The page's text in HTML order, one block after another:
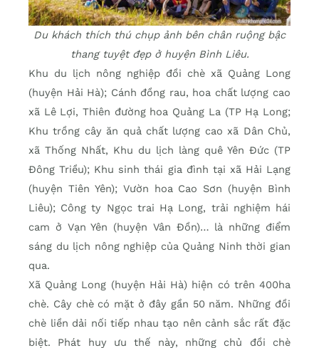
Du khách thích thú chụp ảnh bên chân ruộng bậc
thang tuyệt đẹp ở huyện Bình Liêu.
Khu du lịch nông nghiệp đồi chè xã Quảng Long
(huyện Hải Hà); Cánh đồng rau, hoa chất lượng cao
xã Lê Lợi, Thiên đường hoa Quảng La (TP Hạ Long;
Khu trồng cây ăn quả chất lượng cao xã Dân Chủ,
xã Thống Nhất, Khu du lịch làng quê Yên Đức (TP
Đông Triều); Khu sinh thái gia đình tại xã Hải Lạng
(huyện Tiên Yên); Vườn hoa Cao Sơn (huyện Bình
Liêu); Công ty Ngọc trai Hạ Long, trải nghiệm hái
cam ở Vạn Yên (huyện Vân Đồn)… là những điểm
sáng du lịch nông nghiệp của Quảng Ninh thời gian
qua.
Xã Quảng Long (huyện Hải Hà) hiện có trên 400ha
chè. Cây chè có mặt ở đây gần 50 năm. Những đồi
chè liền dải nối tiếp nhau tạo nên cảnh sắc rất đặc
biệt. Phát huy ưu thế này, những chủ đồi chè